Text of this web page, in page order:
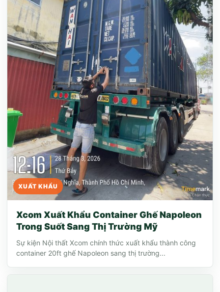
XUẤT KHẨU
Xcom Xuất Khẩu Container Ghế Napoleon
Trong Suốt Sang Thị Trường Mỹ
Sự kiện Nội thất Xcom chính thức xuất khẩu thành công
container 20ft ghế Napoleon sang thị trường...